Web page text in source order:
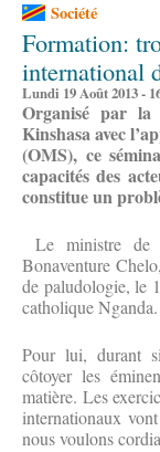
Société
Formation:
international
Lundi 19 Août 2013 -
Organisé par la
Kinshasa avec
(OMS), ce
capacités des
constitue un
Le ministre de
Bonaventure
de paludologie, le
catholique Nganda.
Pour lui, durant
côtoyer les
matière. Les
internationaux
nous voulons